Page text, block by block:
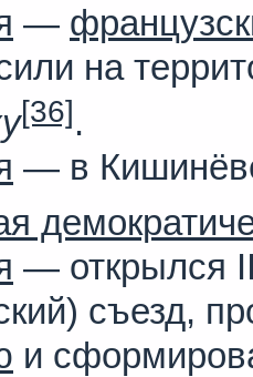
—
на
[36].
— в
— открылся
съезд,
и